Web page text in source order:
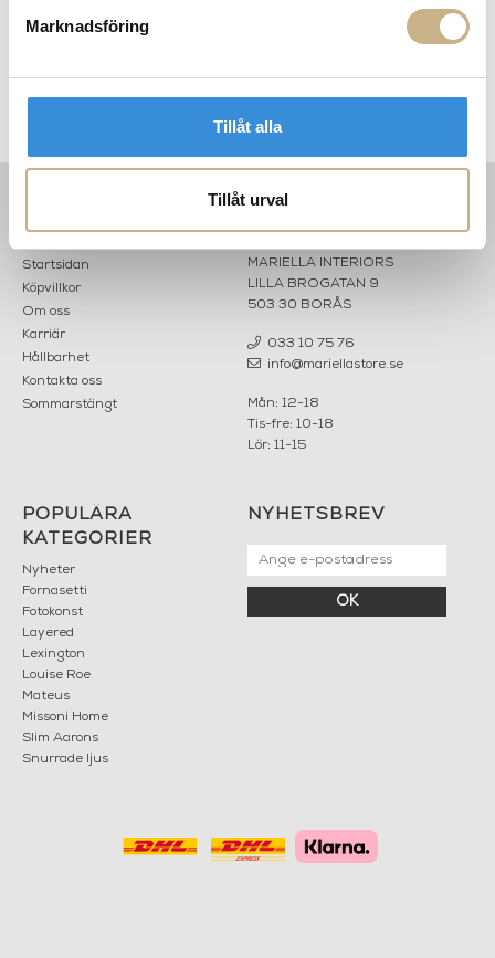
Marknadsföring
Tillåt alla
Tillåt urval
INFORMATION
Startsidan
Köpvillkor
Om oss
Karriär
Hållbarhet
Kontakta oss
Sommarstängt
KONTAKT
MARIELLA INTERIORS
LILLA BROGATAN 9
503 30 BORÅS
033 10 75 76
info@mariellastore.se
Mån: 12-18
Tis-fre: 10-18
Lör: 11-15
POPULÄRA
KATEGORIER
Nyheter
Fornasetti
Fotokonst
Layered
Lexington
Louise Roe
Mateus
Missoni Home
Slim Aarons
Snurrade ljus
NYHETSBREV
OK